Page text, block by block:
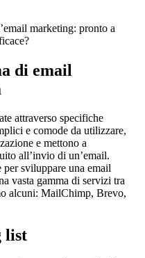
marketing: pronto a
di email
attraverso specifiche
e comode da utilizzare,
e mettono a
all’invio di un’email.
sviluppare una email
vasta gamma di servizi tra
alcuni: MailChimp, Brevo,
list